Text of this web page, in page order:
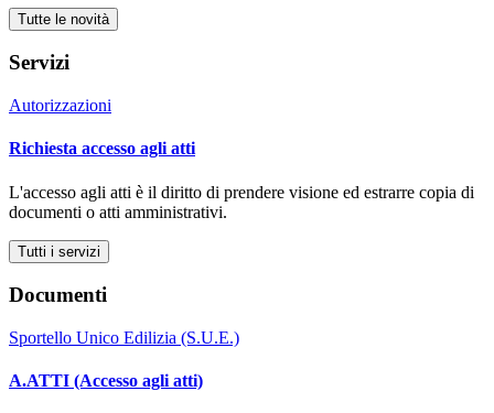
Tutte le novità
Servizi
Autorizzazioni
Richiesta accesso agli atti
L'accesso agli atti è il diritto di prendere visione ed estrarre copia di
documenti o atti amministrativi.
Tutti i servizi
Documenti
Sportello Unico Edilizia (S.U.E.)
A.ATTI (Accesso agli atti)